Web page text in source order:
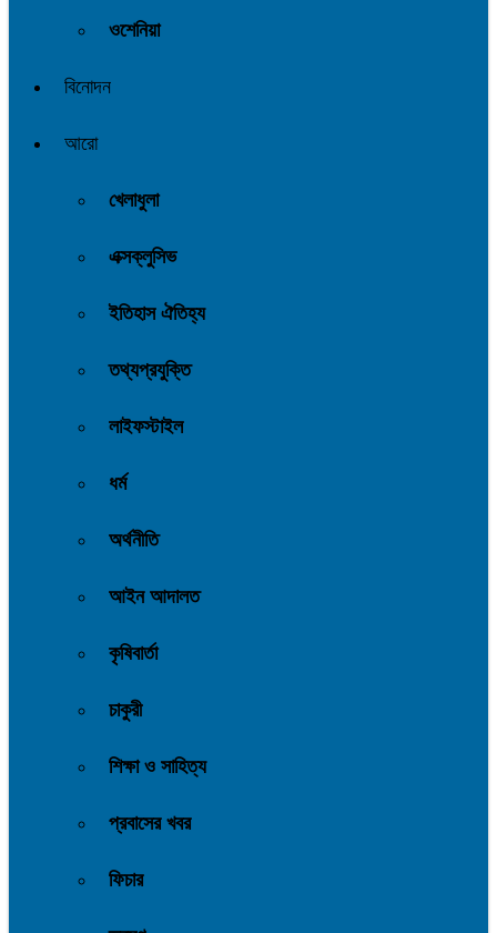
ওশেনিয়া
বিনোদন
আরো
খেলাধুলা
এক্সক্লুসিভ
ইতিহাস ঐতিহ্য
তথ্যপ্রযুক্তি
লাইফস্টাইল
ধর্ম
অর্থনীতি
আইন আদালত
কৃষিবার্তা
চাকুরী
শিক্ষা ও সাহিত্য
প্রবাসের খবর
ফিচার